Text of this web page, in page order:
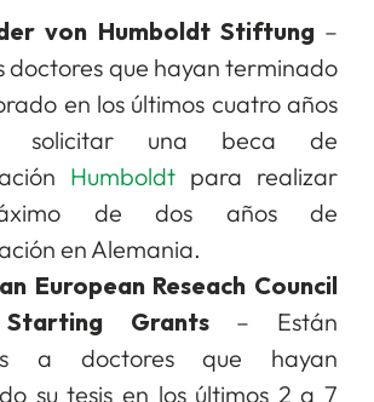
von Humboldt Stiftung–
doctores que hayan terminado
en los últimos cuatro años
solicitar una beca de
Humboldt para realizar
de dos años de
en Alemania.
European Reseach Council
Starting Grants – Están
a doctores que hayan
su tesis en los últimos 2 a 7